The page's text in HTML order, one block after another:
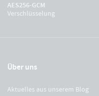
AES256-GCM
Verschlüsselung
Über uns
Aktuelles aus unserem Blog